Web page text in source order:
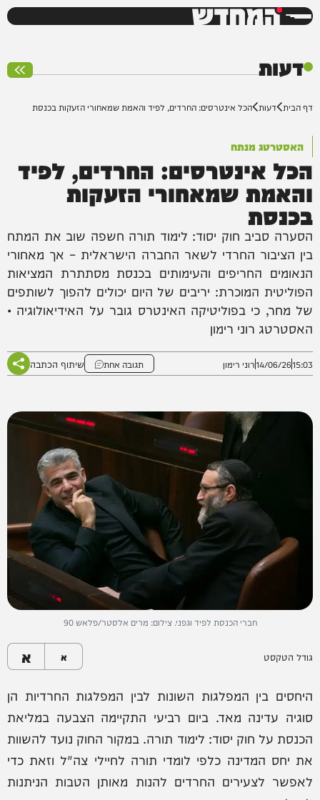
המחדש
דעות
דף הבית דעות הכל אינטרסים: החרדים, לפיד והאמת שמאחורי הזעקות בכנסת
האסטרטג מנתח
הכל אינטרסים: החרדים, לפיד
והאמת שמאחורי הזעקות
בכנסת
הסערה סביב חוק יסוד: לימוד תורה חשפה שוב את המתח
בין הציבור החרדי לשאר החברה הישראלית – אך מאחורי
הנאומים החריפים והעימותים בכנסת מסתתרת המציאות
הפוליטית המוכרת: יריבים של היום יכולים להפוך לשותפים
של מחר, כי בפוליטיקה האינטרס גובר על האידיאולוגיה •
האסטרטג רוני רימון
15:03
14/06/26רוני רימון תגובה אחת שיתוף הכתבה
חברי הכנסת לפיד וגפני. צילום: מרים אלסטר/פלאש 90
גודל הטקסט א א
היחסים בין המפלגות השונות לבין המפלגות החרדיות הן
סוגיה עדינה מאד. ביום רביעי התקיימה הצבעה במליאת
הכנסת על חוק יסוד: לימוד תורה. במקור החוק נועד להשוות
את יחס המדינה כלפי לומדי תורה לחיילי צה"ל וזאת כדי
לאפשר לצעירים החרדים להנות מאותן הטבות הניתנות